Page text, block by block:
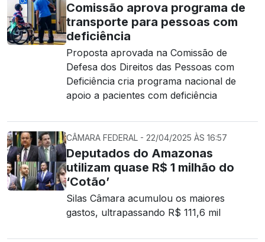
Comissão aprova programa de
transporte para pessoas com
deficiência
Proposta aprovada na Comissão de
Defesa dos Direitos das Pessoas com
Deficiência cria programa nacional de
apoio a pacientes com deficiência
CÂMARA FEDERAL - 22/04/2025 ÀS 16:57
Deputados do Amazonas
utilizam quase R$ 1 milhão do
‘Cotão’
Silas Câmara acumulou os maiores
gastos, ultrapassando R$ 111,6 mil